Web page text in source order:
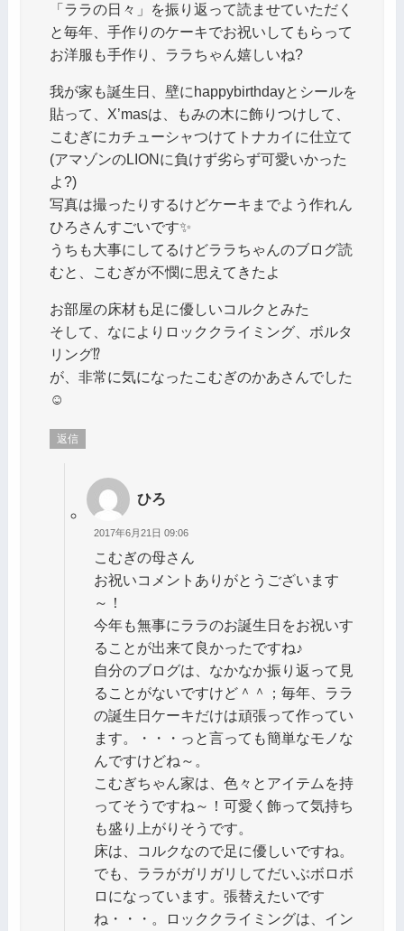
「ララの日々」を振り返って読ませていただく
と毎年、手作りのケーキでお祝いしてもらって
お洋服も手作り、ララちゃん嬉しいね?
我が家も誕生日、壁にhappybirthdayとシールを
貼って、X’masは、もみの木に飾りつけして、
こむぎにカチューシャつけてトナカイに仕立て
(アマゾンのLIONに負けず劣らず可愛いかった
よ?)
写真は撮ったりするけどケーキまでよう作れん
ひろさんすごいです✨
うちも大事にしてるけどララちゃんのブログ読
むと、こむぎが不憫に思えてきたよ
お部屋の床材も足に優しいコルクとみた
そして、なによりロッククライミング、ボルタ
リング⁉
が、非常に気になったこむぎのかあさんでした
☺
返信
ひろ
2017年6月21日 09:06
こむぎの母さん
お祝いコメントありがとうございます
～！
今年も無事にララのお誕生日をお祝いす
ることが出来て良かったですね♪
自分のブログは、なかなか振り返って見
ることがないですけど＾＾；毎年、ララ
の誕生日ケーキだけは頑張って作ってい
ます。・・・っと言っても簡単なモノな
んですけどね～。
こむぎちゃん家は、色々とアイテムを持
ってそうですね～！可愛く飾って気持ち
も盛り上がりそうです。
床は、コルクなので足に優しいですね。
でも、ララがガリガリしてだいぶボロボ
ロになっています。張替えたいです
ね・・・。ロッククライミングは、イン